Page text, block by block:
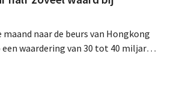
maand naar de beurs van Hongkong
waardering van 30 tot 40 miljard